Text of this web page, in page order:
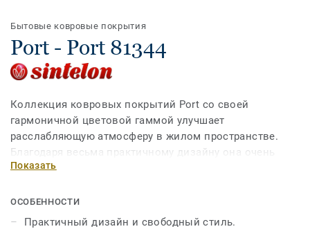
Бытовые ковровые покрытия
Port - Port 81344
Коллекция ковровых покрытий Port со своей
гармоничной цветовой гаммой улучшает
расслабляющую атмосферу в жилом пространстве.
Благодаря весьма практичному дизайну она очень
проста в обслуживании.
Показать
ОСОБЕННОСТИ
Практичный дизайн и свободный стиль.